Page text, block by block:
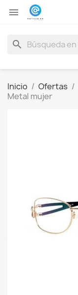

search
Inicio Ofertas
Metal mujer